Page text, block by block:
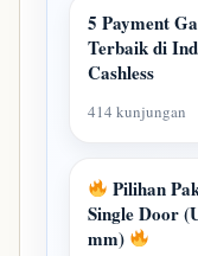
5 Payment
Terbaik di
Cashless
414 kunjungan
Pilihan
Single Door
mm)